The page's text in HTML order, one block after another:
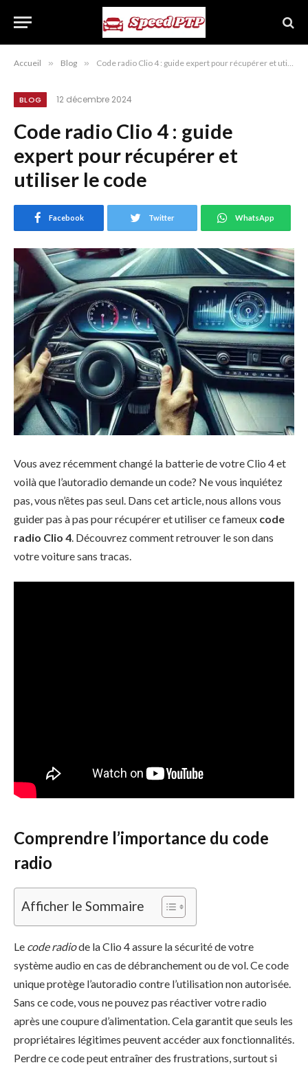
Accueil » Blog » Code radio Clio 4 : guide expert pour récupérer et utiliser le code
BLOG 12 décembre 2024
Code radio Clio 4 : guide
expert pour récupérer et
utiliser le code
Facebook Twitter WhatsApp
Vous avez récemment changé la batterie de votre Clio 4 et
voilà que l’autoradio demande un code? Ne vous inquiétez
pas, vous n’êtes pas seul. Dans cet article, nous allons vous
guider pas à pas pour récupérer et utiliser ce fameux code
radio Clio 4 . Découvrez comment retrouver le son dans
votre voiture sans tracas.
Comprendre l’importance du code
radio
Afficher le Sommaire
Le code radiode la Clio 4 assure la sécurité de votre
système audio en cas de débranchement ou de vol. Ce code
unique protège l’autoradio contre l’utilisation non autorisée.
Sans ce code, vous ne pouvez pas réactiver votre radio
après une coupure d’alimentation. Cela garantit que seuls les
propriétaires légitimes peuvent accéder aux fonctionnalités.
Perdre ce code peut entraîner des frustrations, surtout si